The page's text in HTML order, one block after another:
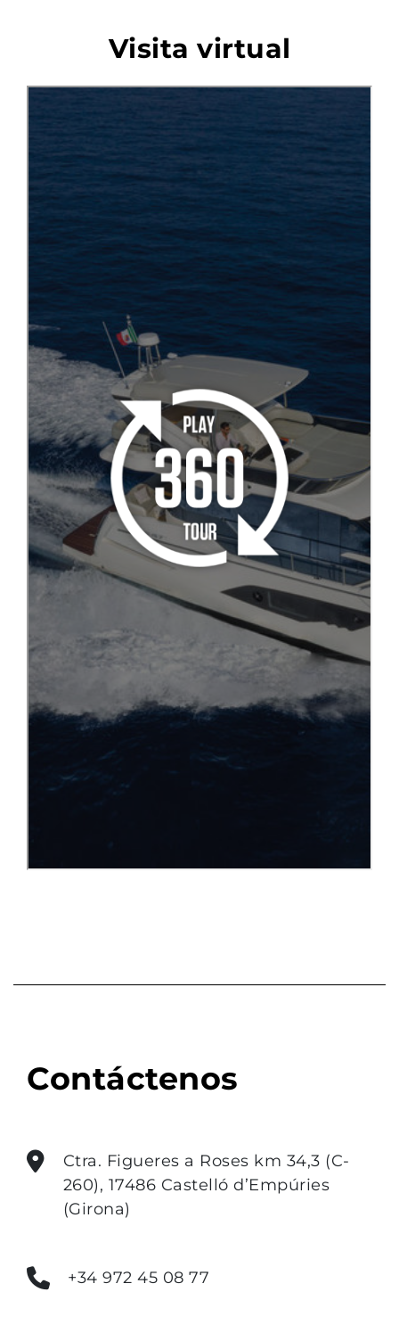
Visita virtual
Contáctenos
Ctra. Figueres a Roses km 34,3 (C-
260), 17486 Castelló d’Empúries
(Girona)
+34 972 45 08 77